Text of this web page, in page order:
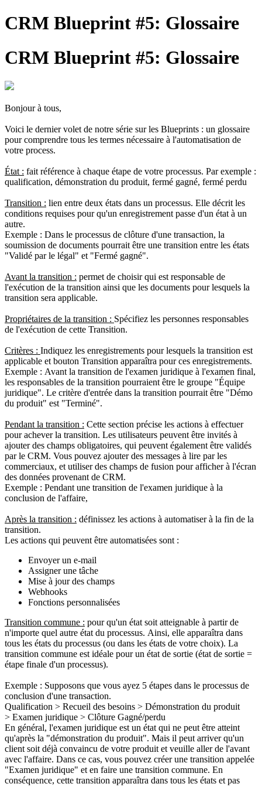
CRM Blueprint #5: Glossaire
CRM Blueprint #5: Glossaire
Bonjour à tous,
Voici le dernier volet de notre série sur les Blueprints : un glossaire
pour comprendre tous les termes nécessaire à l'automatisation de
votre process.
État : fait référence à chaque étape de votre processus. Par exemple :
qualification, démonstration du produit, fermé gagné, fermé perdu
Transition : lien entre deux états dans un processus. Elle décrit les
conditions requises pour qu'un enregistrement passe d'un état à un
autre.
Exemple : Dans le processus de clôture d'une transaction, la
soumission de documents pourrait être une transition entre les états
"Validé par le légal" et "Fermé gagné".
Avant la transition : permet de choisir qui est responsable de
l'exécution de la transition ainsi que les documents pour lesquels la
transition sera applicable.
Propriétaires de la transition : Spécifiez les personnes responsables
de l'exécution de cette Transition.
Critères : Indiquez les enregistrements pour lesquels la transition est
applicable et bouton Transition apparaîtra pour ces enregistrements.
Exemple : Avant la transition de l'examen juridique à l'examen final,
les responsables de la transition pourraient être le groupe "Équipe
juridique". Le critère d'entrée dans la transition pourrait être "Démo
du produit" est "Terminé".
Pendant la transition : Cette section précise les actions à effectuer
pour achever la transition. Les utilisateurs peuvent être invités à
ajouter des champs obligatoires, qui peuvent également être validés
par le CRM. Vous pouvez ajouter des messages à lire par les
commerciaux, et utiliser des champs de fusion pour afficher à l'écran
des données provenant de CRM.
Exemple : Pendant une transition de l'examen juridique à la
conclusion de l'affaire,
Après la transition : définissez les actions à automatiser à la fin de la
transition.
Les actions qui peuvent être automatisées sont :
Envoyer un e-mail
Assigner une tâche
Mise à jour des champs
Webhooks
Fonctions personnalisées
Transition commune : pour qu'un état soit atteignable à partir de
n'importe quel autre état du processus. Ainsi, elle apparaîtra dans
tous les états du processus (ou dans les états de votre choix). La
transition commune est idéale pour un état de sortie (état de sortie =
étape finale d'un processus).
Exemple : Supposons que vous ayez 5 étapes dans le processus de
conclusion d'une transaction.
Qualification > Recueil des besoins > Démonstration du produit
> Examen juridique > Clôture Gagné/perdu
En général, l'examen juridique est un état qui ne peut être atteint
qu'après la "démonstration du produit". Mais il peut arriver qu'un
client soit déjà convaincu de votre produit et veuille aller de l'avant
avec l'affaire. Dans ce cas, vous pouvez créer une transition appelée
"Examen juridique" et en faire une transition commune. En
conséquence, cette transition apparaîtra dans tous les états et pas